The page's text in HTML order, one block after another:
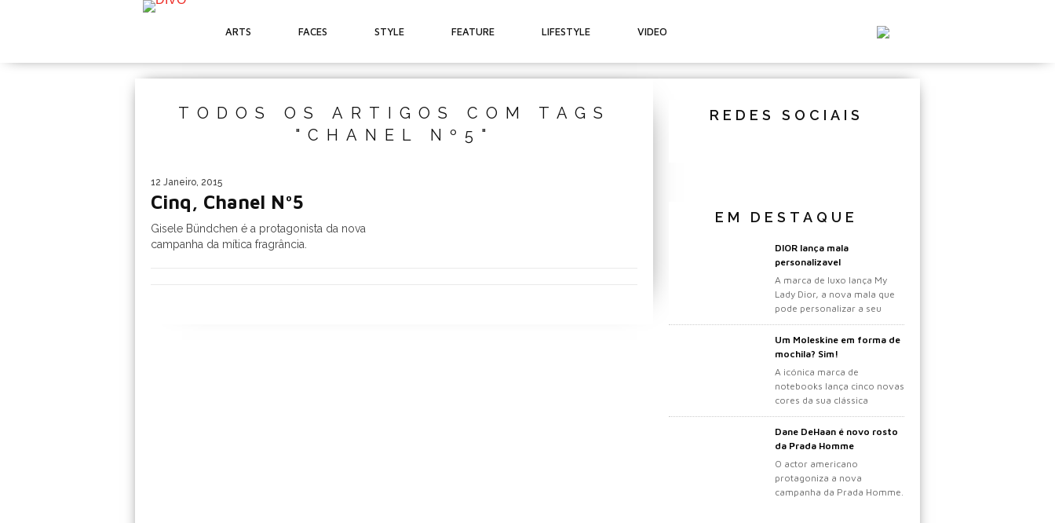
ARTS FACES STYLE FEATURE LIFESTYLE VIDEO
TODOS OS ARTIGOS COM TAGS
"CHANEL Nº5"
12 Janeiro, 2015
Cinq, Chanel Nº5
Gisele Bündchen é a protagonista da nova
campanha da mítica fragrância.
REDES SOCIAIS
EM DESTAQUE
DIOR lança mala
personalizavel
A marca de luxo lança My
Lady Dior, a nova mala que
pode personalizar a seu
gosto.
Um Moleskine em forma de
mochila? Sim!
A icónica marca de
notebooks lança cinco novas
cores da sua clássica
mochila.
Dane DeHaan é novo rosto
da Prada Homme
O actor americano
protagoniza a nova
campanha da Prada Homme.